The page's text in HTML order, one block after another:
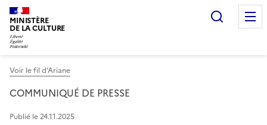
MINISTÈRE
DE LA CULTURE
Voir le fil d’Ariane
COMMUNIQUÉ DE PRESSE
Publié le 24.11.2025